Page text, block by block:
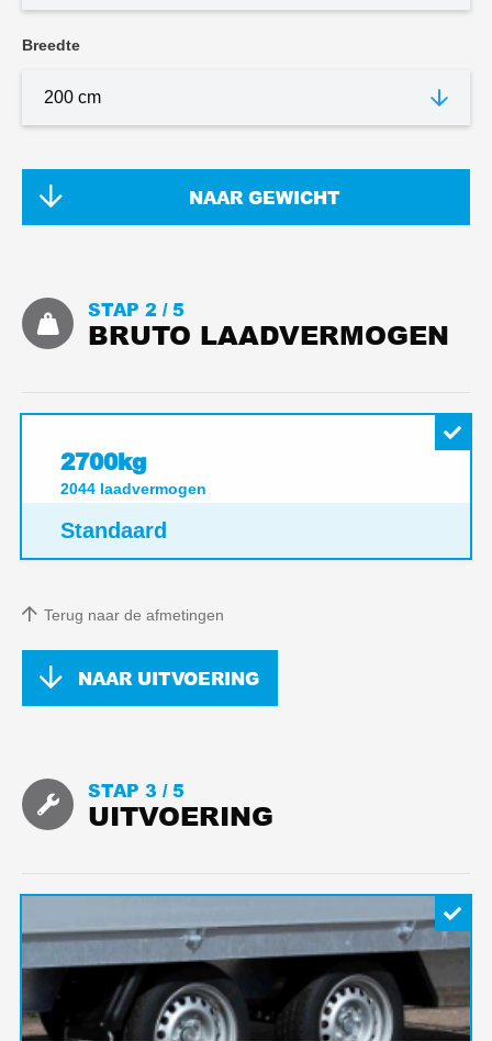
Breedte
NAAR GEWICHT
BRUTO LAADVERMOGEN
STAP 2 / 5
2700kg
2044 laadvermogen
Standaard
Terug naar de afmetingen
NAAR UITVOERING
UITVOERING
STAP 3 / 5